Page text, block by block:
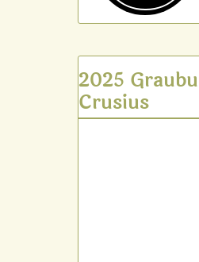
2025
Crusius